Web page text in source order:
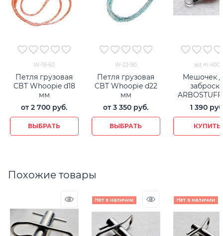
W-18-60
Петля грузовая
CBT Whoopie d18
мм
от2 700 руб.
ВЫБРАТЬ
W-22-90
Петля грузовая
CBT Whoopie d22
мм
от3 350 руб.
ВЫБРАТЬ
ast m 400
Мешочек
1 390
КУПИТЬ
Похожие товары
Нет в наличии Нет в наличии